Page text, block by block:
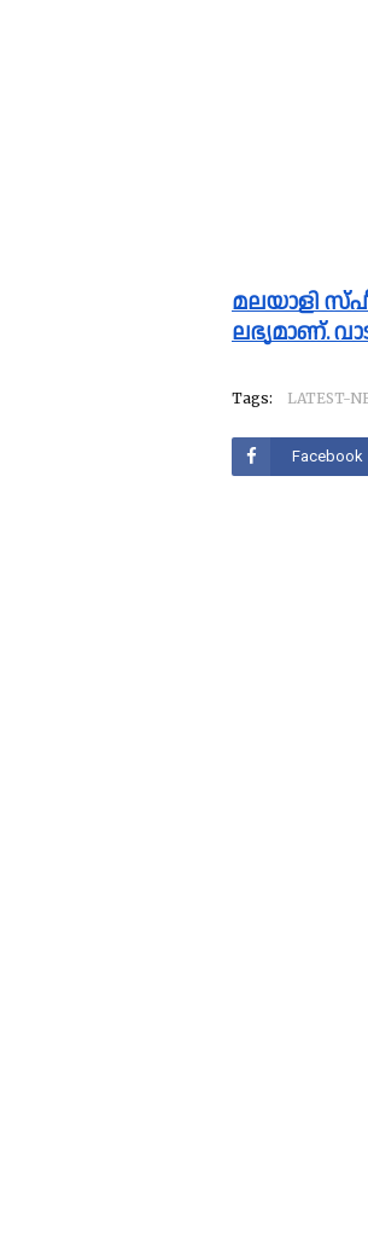
മലയാളി സ്പീക്ക്സ്‌ ഓൺലൈൻ വാർത്തകൾ
ലഭ്യമാണ്.
Tags: LATEST-
Facebook